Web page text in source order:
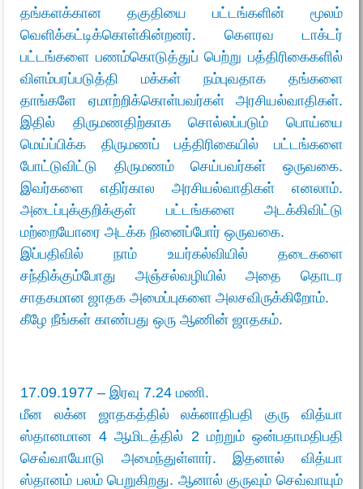
தங்களக்கான தகுதியை பட்டங்களின் மூலம்
வெளிக்கட்டிக்கொள்கின்றனர். கௌரவ டாக்டர்
பட்டங்களை பணம்கொடுத்துப் பெற்று பத்திரிகைகளில்
விளம்பரப்படுத்தி மக்கள் நம்புவதாக தங்களை
தாங்களே ஏமாற்றிக்கொள்பவர்கள் அரசியல்வாதிகள்.
இதில் திருமணதிற்காக சொல்லப்படும் பொய்யை
மெய்ப்பிக்க திருமணப் பத்திரிகையில் பட்டங்களை
போட்டுவிட்டு திருமணம் செய்பவர்கள் ஒருவகை.
இவர்களை எதிர்கால அரசியல்வாதிகள் எனலாம்.
அடைப்புக்குறிக்குள் பட்டங்களை அடக்கிவிட்டு
மற்றையோரை அடக்க நினைப்போர் ஒருவகை.
இப்பதிவில் நாம் உயர்கல்வியில் தடைகளை
சந்திக்கும்போது அஞ்சல்வழியில் அதை தொடர
சாதகமான ஜாதக அமைப்புகளை அலசவிருக்கிறோம்.
கீழே நீங்கள் காண்பது ஒரு ஆணின் ஜாதகம்.
17.09.1977 – இரவு 7.24 மணி.
மீன லக்ன ஜாதகத்தில் லக்னாதிபதி குரு வித்யா
ஸ்தானமான 4 ஆமிடத்தில் 2 மற்றும் ஒன்பதாமதிபதி
செவ்வாயோடு அமைந்துள்ளார். இதனால் வித்யா
ஸ்தானம் பலம் பெறுகிறது. ஆனால் குருவும் செவ்வாயும்